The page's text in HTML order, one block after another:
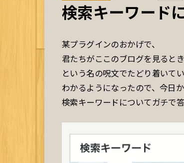
検索キーワード
某プラグインのおかげで、
君たちがここのブログを見ると
という名の呪文でたどり着いて
わかるようになったので、今日
検索キーワードについてガチで